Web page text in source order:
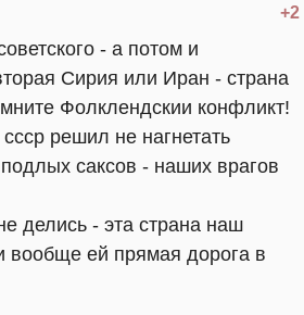
+2
- а потом и
Сирия или Иран - страна
Фолклендскии конфликт!
решил не нагнетать
саксов - наших врагов
делись - эта страна наш
вообще ей прямая дорога в